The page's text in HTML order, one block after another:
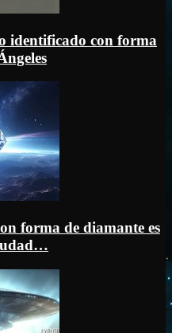
identificado con forma
forma de diamante es